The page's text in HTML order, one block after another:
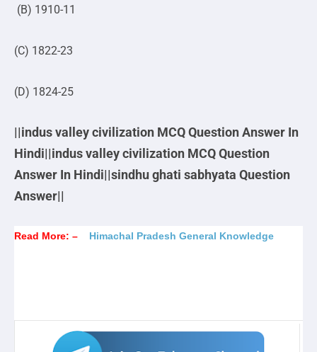
(B) 1910-11
(C) 1822-23
(D) 1824-25
||indus valley civilization MCQ Question Answer In
Hindi||indus valley civilization MCQ Question
Answer In Hindi||sindhu ghati sabhyata Question
Answer||
Read More: – Himachal Pradesh General Knowledge